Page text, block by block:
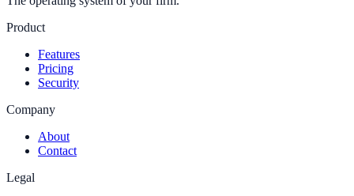
Product
Features
Pricing
Security
Company
About
Contact
Legal